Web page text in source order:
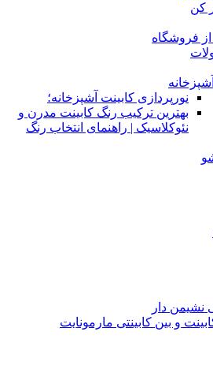
کن
فروشگاه
نورپردازی کابینت آشپزخانه؛
بهترین ترکیب رنگ کابینت مدرن و
نئوکلاسیک | راهنمای انتخاب رنگ
دار
و بین کابینتی مارمونایت